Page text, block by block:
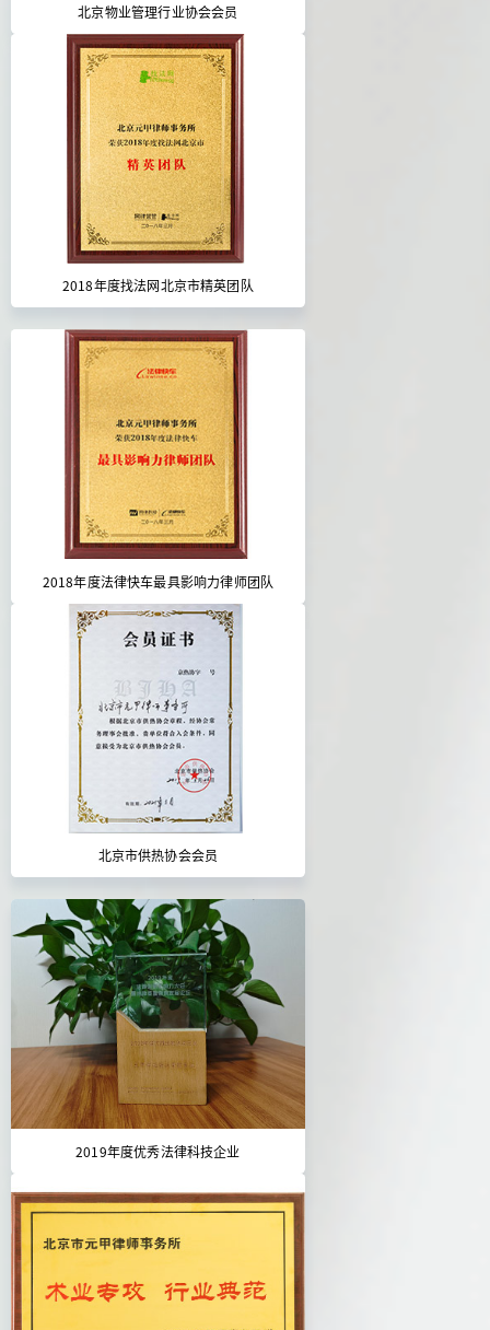
北京物业管理行业协会会员
2018年度找法网北京市精英团队
2018年度法律快车最具影响力律师团队
北京市供热协会会员
2019年度优秀法律科技企业